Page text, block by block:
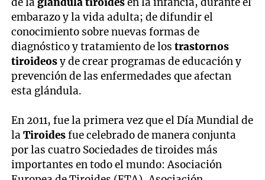
embarazo y la vida adulta; de difundir el
conocimiento sobre nuevas formas de
diagnóstico y tratamiento de lostrastornos
tiroideosy de crear programas de educación y
prevención de las enfermedades que afectan
esta glándula.
En 2011, fue la primera vez que el Día Mundial de
laTiroidesfue celebrado de manera conjunta
por las cuatro Sociedades de tiroides más
importantes en todo el mundo: Asociación